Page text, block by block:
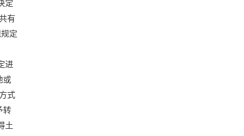
定
有
定
进
或
式
转
土